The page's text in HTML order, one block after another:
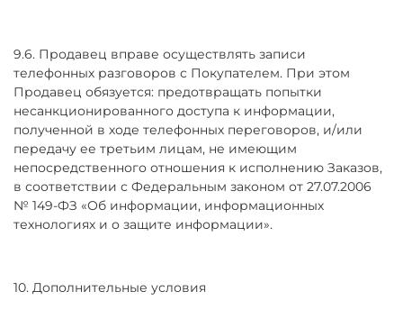
9.6. Продавец вправе осуществлять записи
телефонных разговоров с Покупателем. При этом
Продавец обязуется: предотвращать попытки
несанкционированного доступа к информации,
полученной в ходе телефонных переговоров, и/или
передачу ее третьим лицам, не имеющим
непосредственного отношения к исполнению Заказов,
в соответствии с Федеральным законом от 27.07.2006
№ 149-ФЗ «Об информации, информационных
технологиях и о защите информации».
10. Дополнительные условия